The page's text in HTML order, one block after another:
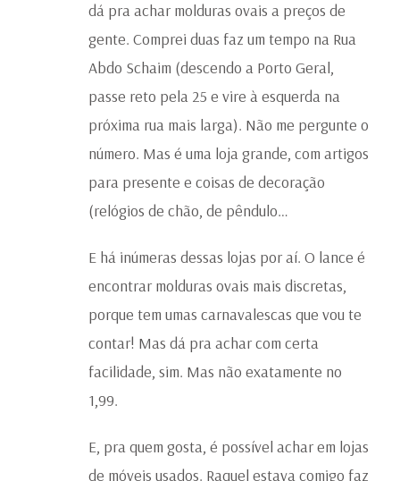
dá pra achar molduras ovais a preços de
gente. Comprei duas faz um tempo na Rua
Abdo Schaim (descendo a Porto Geral,
passe reto pela 25 e vire à esquerda na
próxima rua mais larga). Não me pergunte o
número. Mas é uma loja grande, com artigos
para presente e coisas de decoração
(relógios de chão, de pêndulo…
E há inúmeras dessas lojas por aí. O lance é
encontrar molduras ovais mais discretas,
porque tem umas carnavalescas que vou te
contar! Mas dá pra achar com certa
facilidade, sim. Mas não exatamente no
1,99.
E, pra quem gosta, é possível achar em lojas
de móveis usados. Raquel estava comigo faz